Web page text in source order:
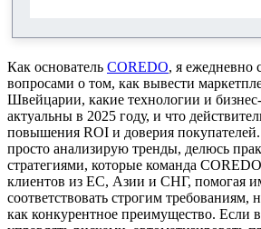
Как основатель COREDO, я ежедневно
вопросами о том, как вывести
Швейцарии, какие технологии и
актуальны в 2025 году, и что
повышения ROI и доверия покупателей.
просто анализирую тренды, делюсь
стратегиями, которые команда
клиентов из ЕС, Азии и СНГ, помогая
соответствовать строгим требованиям,
как конкурентное преимущество. Если